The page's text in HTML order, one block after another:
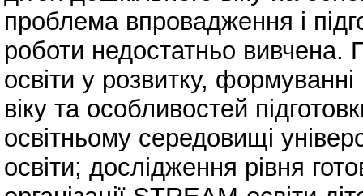
проблема впровадження і
роботи недостатньо вивчена.
освіти у розвитку,
віку та особливостей
освітньому середовищі
освіти; дослідження рівня